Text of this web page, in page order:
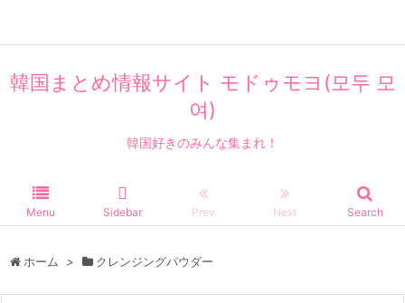
韓国まとめ情報サイト モドゥモヨ(모두 모
여)
韓国好きのみんな集まれ！
Menu Sidebar Prev Next Search
ホーム > クレンジングパウダー